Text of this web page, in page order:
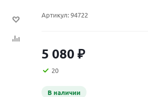
Артикул:94722
5 080 ₽
20
В наличии